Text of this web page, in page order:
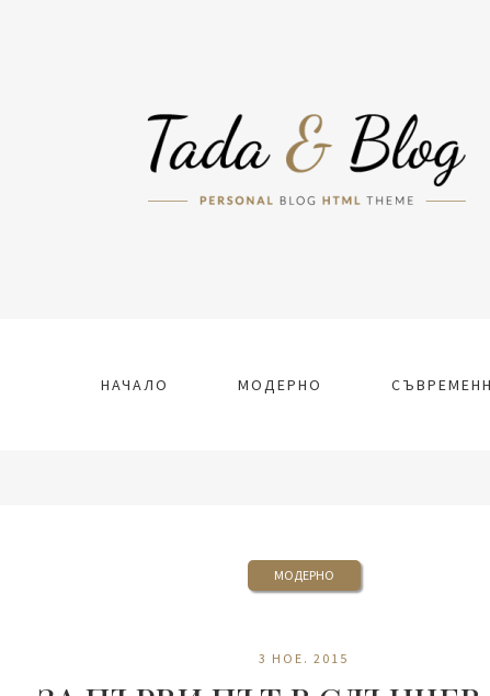
НАЧАЛО МОДЕРНО
МОДЕРНО
3 НОЕ. 2015